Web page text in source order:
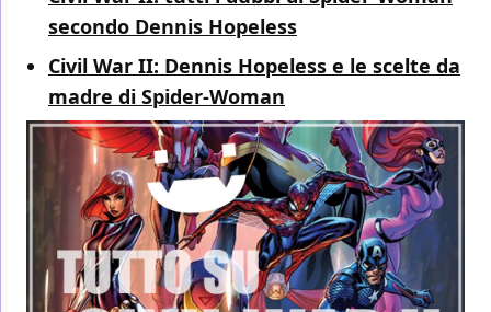
secondo Dennis Hopeless
Civil War II: Dennis Hopeless e le scelte da
madre di Spider-Woman